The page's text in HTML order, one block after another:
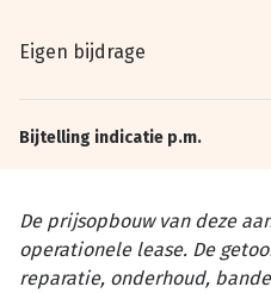
Eigen bijdrage
Bijtelling indicatie p.m.
De prijsopbouw van deze
operationele lease. De
reparatie, onderhoud,